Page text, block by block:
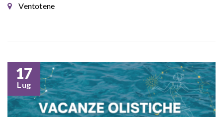
Ventotene
17
Lug